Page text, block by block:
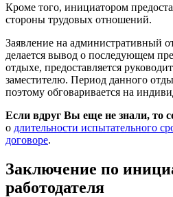
Кроме того, инициатором
стороны трудовых отношений.
Заявление на административный
делается вывод о последующем
отдыхе, предоставляется
заместителю. Период данного
поэтому обговаривается на
Если вдруг Вы еще не знали, то
о длительности испытательного
договоре.
Заключение по
работодателя